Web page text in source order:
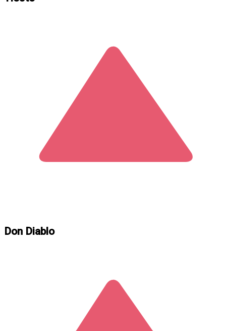
Don Diablo